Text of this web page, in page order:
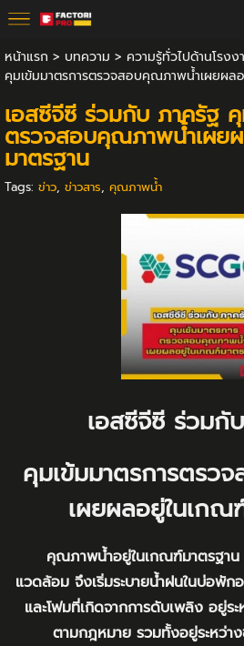
หน้าแรก > บทความ > ความรู้ทั่วไปด้านโรงง
คุมเข้มมาตรการตรวจสอบคุณภาพน้ำเผยผล
เอสซีจีซี ร่วมกับ ภาครัฐ คุ
ตรวจสอบคุณภาพน้ำเผย
มาตรฐาน
Tags: ข่าว, ข่าวสาร, คุณภาพน้ำ
เอสซีจีซี ร่วมกั
คุมเข้มมาตรการตรว
เผยผลอยู่ในเกณ
คุณภาพน้ำอยู่ในเกณฑ์มาตรฐาน
แวดล้อม จึงเริ่มระบายน้ำฝนในบ่อพัก
และโฟมที่เกิดจากการดับเพลิง อยู่ร
ตามกฎหมาย รวมทั้งอยู่ระหว่า